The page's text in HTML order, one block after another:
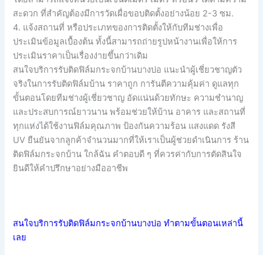
สะดวก ที่สำคัญต้องมีการวัดเผื่อขอบติดตั้งอย่างน้อย 2-3 ซม.
4. แจ้งสถานที่ หรือประเภทของการติดตั้งให้กับทีมช่างเพื่อ
ประเมินข้อมูลเบื้องต้น ทั้งนี้สามารถถ่ายรูปหน้างานเพื่อให้การ
ประเมินราคาเป็นเรื่องง่ายขึ้นกว่าเดิม
สนใจบริการรับติดฟิล์มกระจกบ้านบางบ่อ แนะนำผู้เชี่ยวชาญตัว
จริงในการรับติดฟิล์มบ้าน ราคาถูก การันตีความคุ้มค่า ดูแลทุก
ขั้นตอนโดยทีมช่างผู้เชี่ยวชาญ อัดแน่นด้วยทักษะ ความชำนาญ
และประสบการณ์ยาวนาน พร้อมช่วยให้บ้าน อาคาร และสถานที่
ทุกแห่งได้ใช้งานฟิล์มคุณภาพ ป้องกันความร้อน แสงแดด รังสี
UV ยืนยันจากลูกค้าจำนวนมากที่ให้เราเป็นผู้ช่วยดำเนินการ ร้าน
ติดฟิล์มกระจกบ้าน ใกล้ฉัน คำตอบดี ๆ ที่ควรค่ากับการตัดสินใจ
ยินดีให้คำปรึกษาอย่างมืออาชีพ
สนใจบริการรับติดฟิล์มกระจกบ้านบางบ่อ ทำตามขั้นตอนเหล่านี้
เลย